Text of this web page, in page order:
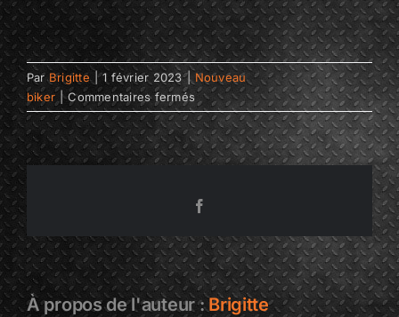
ParBrigitte | 1 février 2023 | Nouveau
biker | Commentaires ferméssur
Franck
et
Elisabeth
À propos de l'auteur :Brigitte